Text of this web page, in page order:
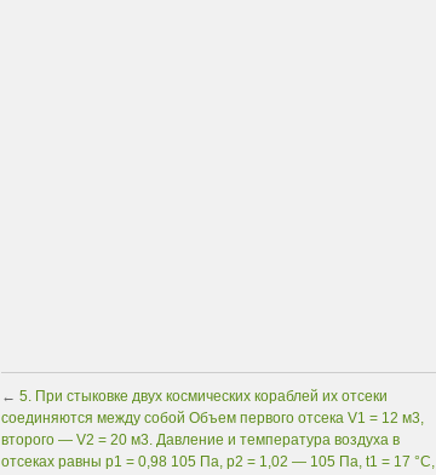
← 5. При стыковке двух космических кораблей их отсеки
соединяются между собой Объем первого отсека V1 = 12 м3,
второго — V2 = 20 м3. Давление и температура воздуха в
отсеках равны р1 = 0,98 105 Па, р2 = 1,02 — 105 Па, t1 = 17 °С,